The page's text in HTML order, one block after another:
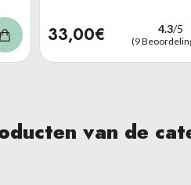
33,00€ 4.3/5
(9
van de